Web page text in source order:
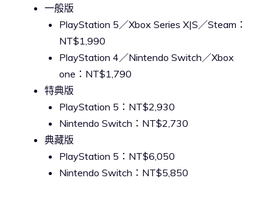
一般版
PlayStation 5／Xbox Series X|S／Steam：
NT$1,990
PlayStation 4／Nintendo Switch／Xbox
one：NT$1,790
特典版
PlayStation 5：NT$2,930
Nintendo Switch：NT$2,730
典藏版
PlayStation 5：NT$6,050
Nintendo Switch：NT$5,850